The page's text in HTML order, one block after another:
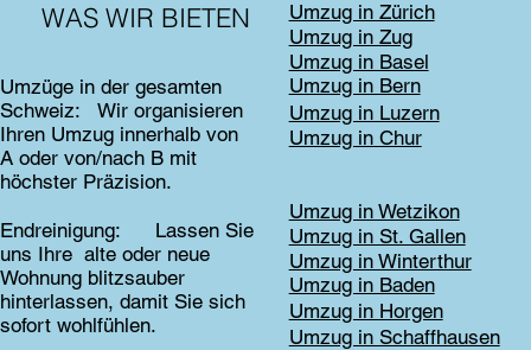
WAS WIR BIETEN
Umzüge in der gesamten
Schweiz: Wir organisieren
Ihren Umzug innerhalb von
A oder von/nach B mit
höchster Präzision.
Endreinigung: Lassen Sie
uns Ihre alte oder neue
Wohnung blitzsauber
hinterlassen, damit Sie sich
sofort wohlfühlen.
Umzug in Zürich
Umzug in Zug
Umzug in Basel
Umzug in Bern
Umzug in Luzern
Umzug in Chur
Umzug in Wetzikon
Umzug in St. Gallen
Umzug in Winterthur
Umzug in Baden
Umzug in Horgen
Umzug in Schaffhausen